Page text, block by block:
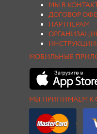
МЫ В
ДОГОВОР
ПАРТНЕРАМ
МОБИЛЬНЫЕ
МЫ ПРИНИМАЕМ К